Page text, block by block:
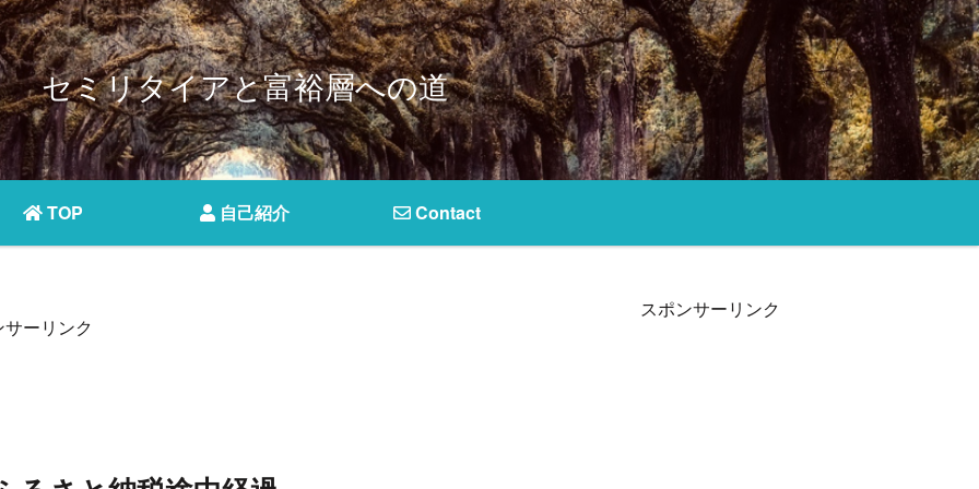
セミリタイアと富裕層への道
TOP 自己紹介 Contact
ーリンク
スポンサーリンク